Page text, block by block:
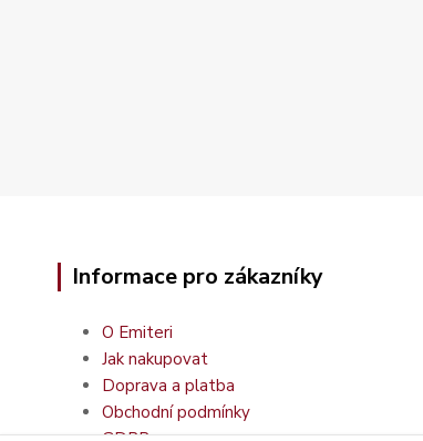
Informace pro zákazníky
O Emiteri
Jak nakupovat
Doprava a platba
Obchodní podmínky